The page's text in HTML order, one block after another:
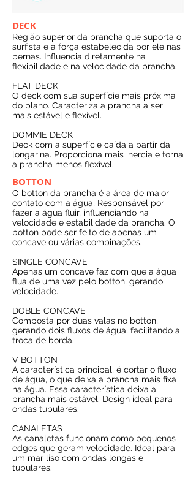
DECK
Região superior da prancha que suporta o
surfista e a força estabelecida por ele nas
pernas. Influencia diretamente na
flexibilidade e na velocidade da prancha.
FLAT DECK
O deck com sua superfície mais próxima
do plano. Caracteriza a prancha a ser
mais estável e flexível.
DOMMIE DECK
Deck com a superfície caída a partir da
longarina. Proporciona mais inercia e torna
a prancha menos flexível.
BOTTON
O botton da prancha é a área de maior
contato com a água, Responsável por
fazer a água fluir, influenciando na
velocidade e estabilidade da prancha. O
botton pode ser feito de apenas um
concave ou várias combinações.
SINGLE CONCAVE
Apenas um concave faz com que a água
flua de uma vez pelo botton, gerando
velocidade.
DOBLE CONCAVE
Composta por duas valas no botton,
gerando dois fluxos de água, facilitando a
troca de borda.
V BOTTON
A característica principal, é cortar o fluxo
de água, o que deixa a prancha mais fixa
na água. Essa característica deixa a
prancha mais estável. Design ideal para
ondas tubulares.
CANALETAS
As canaletas funcionam como pequenos
edges que geram velocidade. Ideal para
um mar liso com ondas longas e
tubulares.